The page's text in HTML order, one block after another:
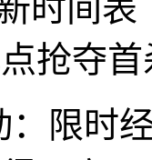
时间
抢夺
：限时